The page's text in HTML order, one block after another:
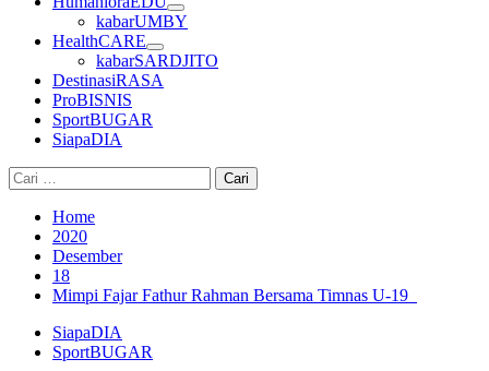
kabarUMBY
HealthCARE
kabarSARDJITO
DestinasiRASA
ProBISNIS
SportBUGAR
SiapaDIA
Cari
untuk:
Home
2020
Desember
18
Mimpi Fajar Fathur Rahman Bersama Timnas U-19
SiapaDIA
SportBUGAR